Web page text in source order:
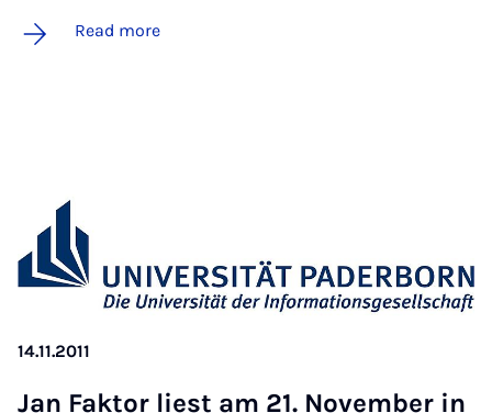
Read more
14.11.2011
Jan Fak­t­or li­est am 21. Novem­ber in